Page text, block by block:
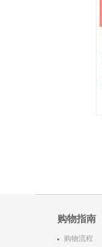
购物指南
购物流程